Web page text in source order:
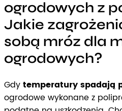
ogrodowych z
Jakie
sobą mróz dla
ogrodowych?
Gdytemperatury spadają
ogrodowe wykonane z